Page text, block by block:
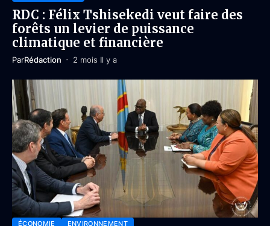
RDC : Félix Tshisekedi veut faire des
forêts un levier de puissance
climatique et financière
ParRédaction 2 mois Il y a
ÉCONOMIE ENVIRONNEMENT